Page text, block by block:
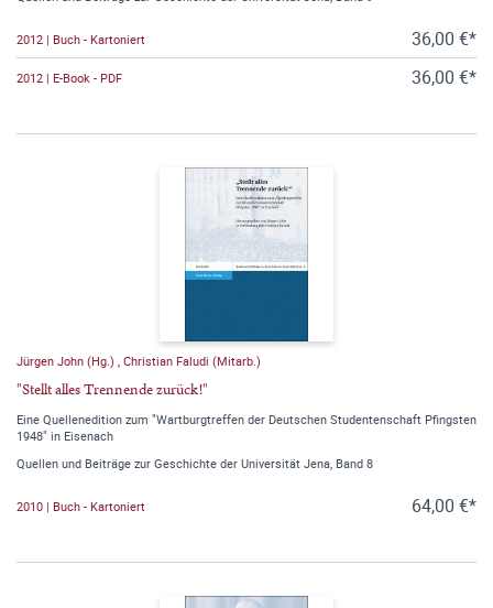
2012 | Buch - Kartoniert 36,00 €*
2012 | E-Book - PDF 36,00 €*
Jürgen John (Hg.) , Christian Faludi (Mitarb.)
"Stellt alles Trennende zurück!"
Eine Quellenedition zum "Wartburgtreffen der Deutschen Studentenschaft Pfingsten
1948" in Eisenach
Quellen und Beiträge zur Geschichte der Universität Jena, Band 8
2010 | Buch - Kartoniert 64,00 €*